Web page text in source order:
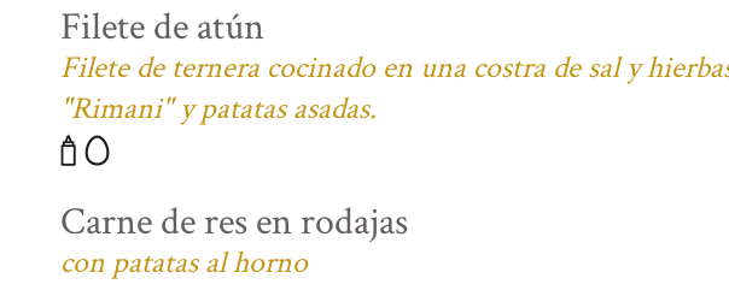
Filete de atún
Filete de ternera cocinado en una costra de sal y
"Rimani" y patatas asadas.
Carne de res en rodajas
con patatas al horno